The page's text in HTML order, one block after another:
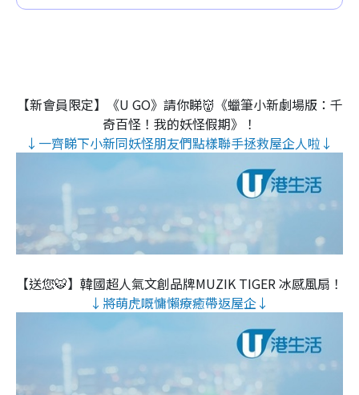
【新會員限定】《U GO》請你睇👹《蠟筆小新劇場版：千
奇百怪！我的妖怪假期》！
↓一齊睇下小新同妖怪朋友們點樣聯手拯救屋企人啦↓
【送您🐯】韓國超人氣文創品牌MUZIK TIGER 冰感風扇！
↓將萌虎嘅慵懶療癒帶返屋企↓